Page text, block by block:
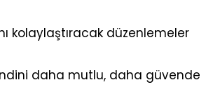
kolaylaştıracak düzenlemeler
daha mutlu, daha güvende